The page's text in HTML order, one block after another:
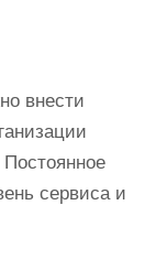
внести
сервиса и